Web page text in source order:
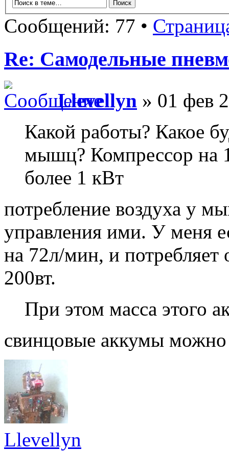
Сообщений: 77 •
Re: Самодельные
Llevellyn » 01 фев
Какой работы? Какое
мышц? Компрессор на
более 1 кВт
потребление воздуха у
управления ими. У меня
на 72л/мин, и потребляет
200вт.
При этом масса этого
свинцовые аккумы можно
Llevellyn